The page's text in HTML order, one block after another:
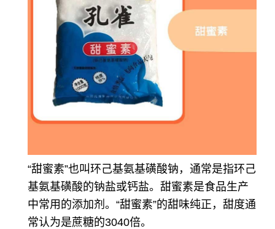
“甜蜜素”也叫环己基氨基磺酸钠，通常是指环己
基氨基磺酸的钠盐或钙盐。甜蜜素是食品生产
中常用的添加剂。“甜蜜素”的甜味纯正，甜度通
常认为是蔗糖的3040倍。